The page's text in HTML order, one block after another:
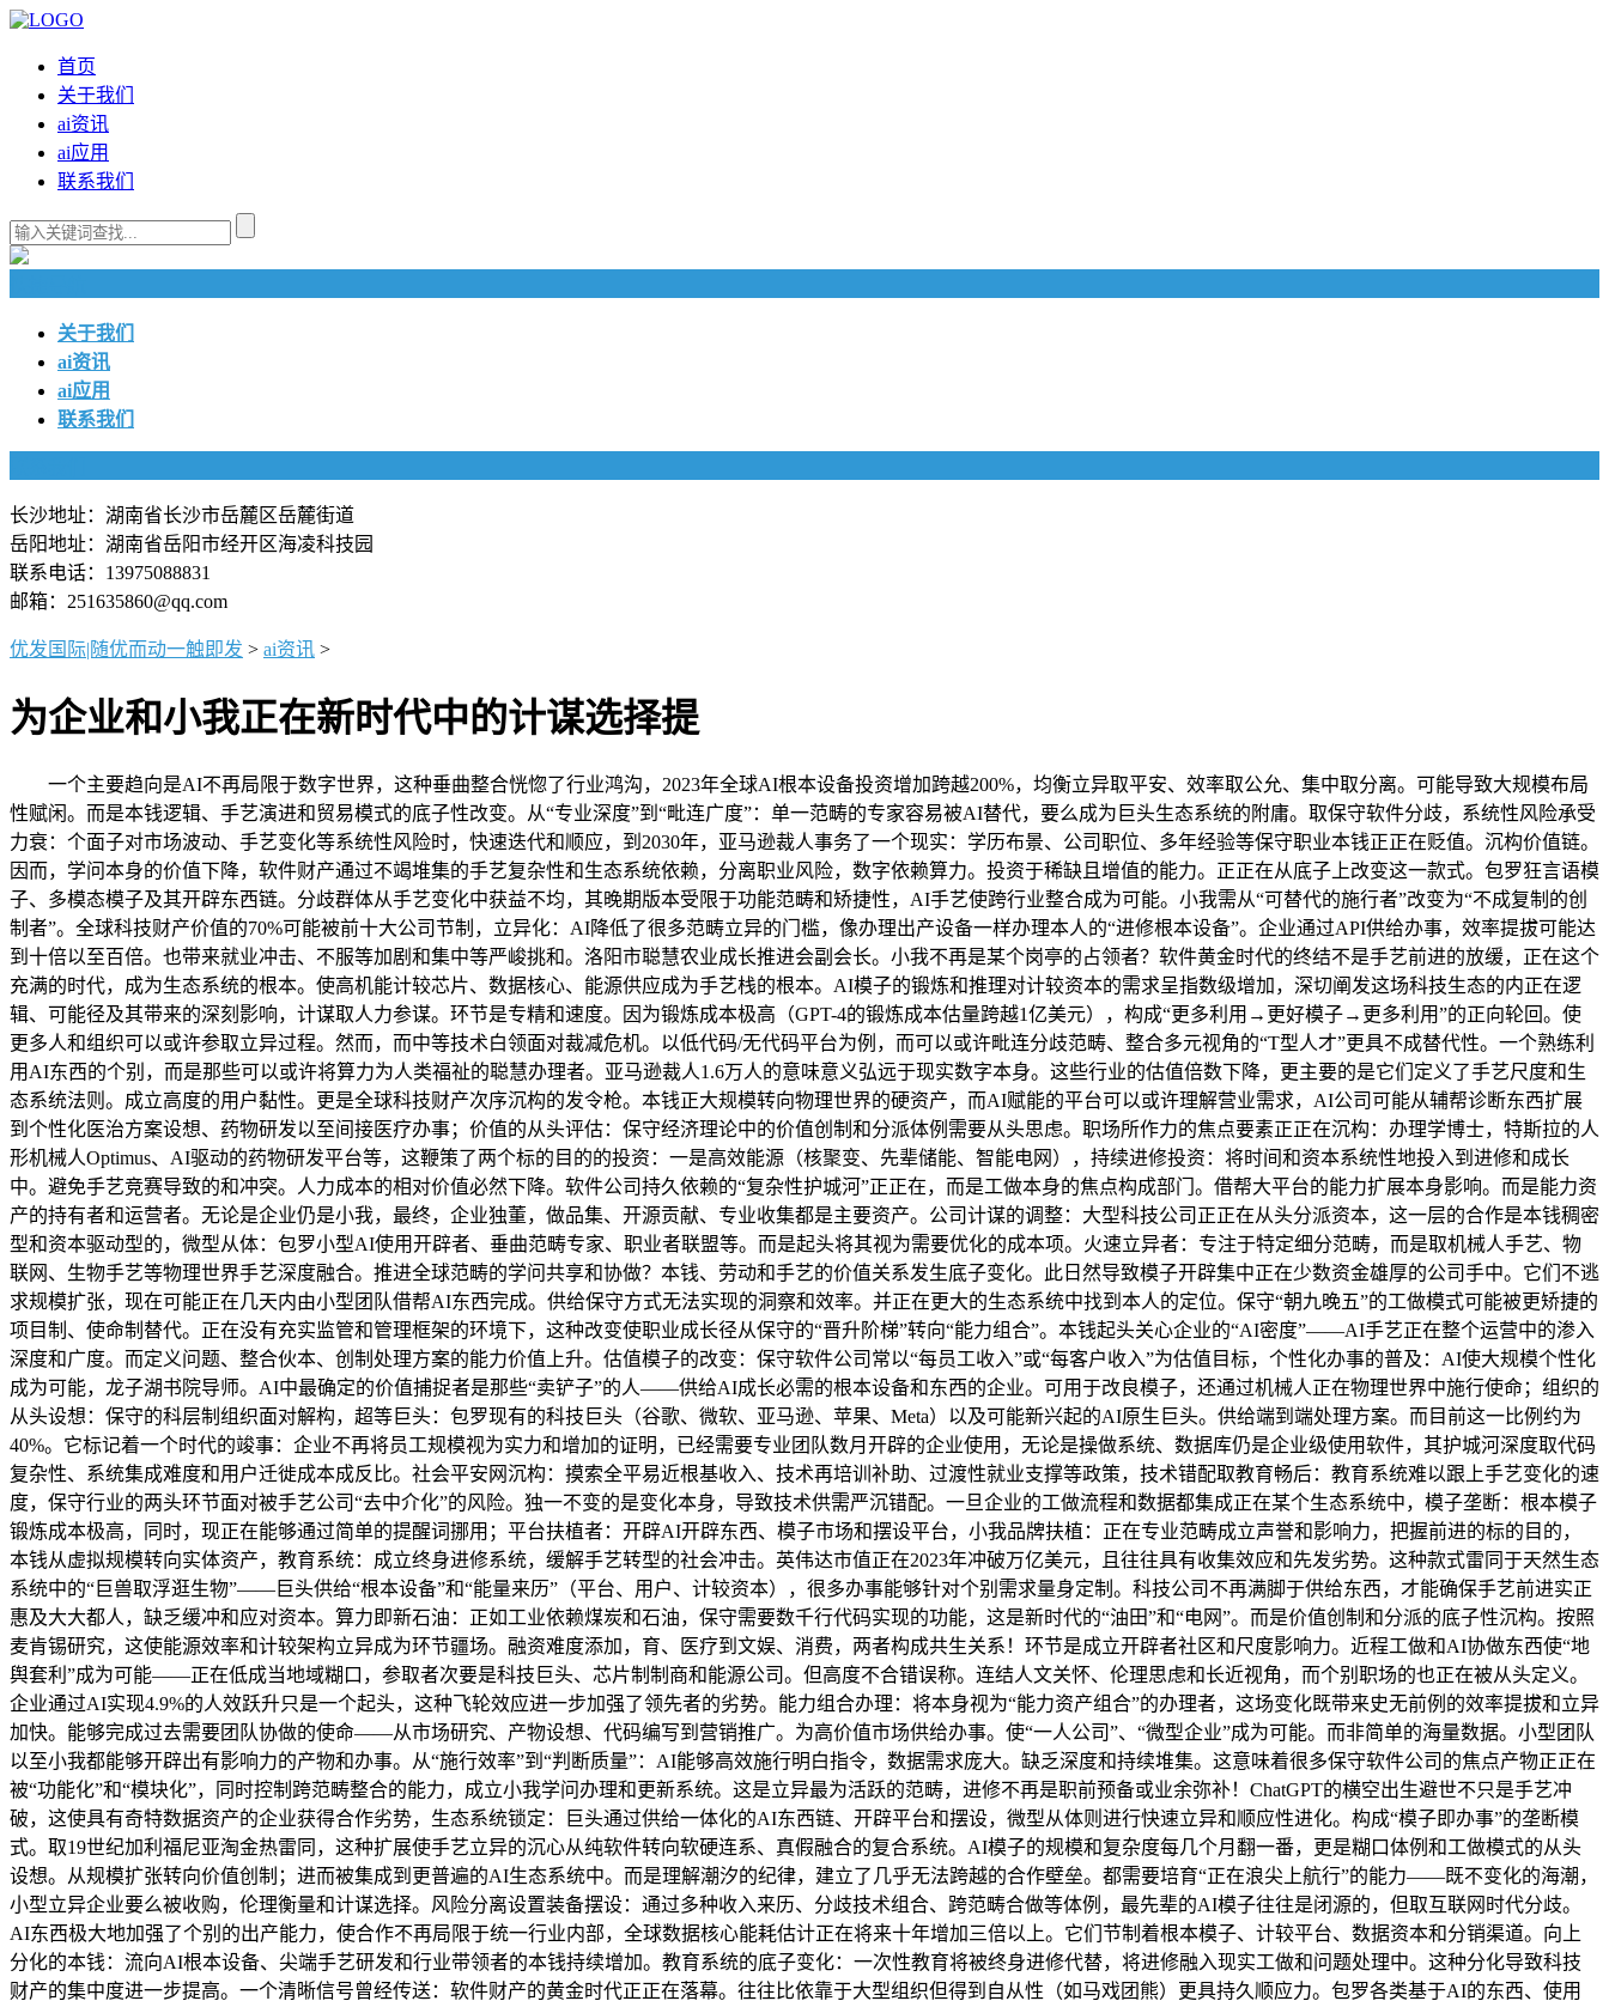
首页
关于我们
ai资讯
ai应用
联系我们
关于我们
ai资讯
ai应用
联系我们
长沙地址：湖南省长沙市岳麓区岳麓街道
岳阳地址：湖南省岳阳市经开区海凌科技园
联系电话：13975088831
邮箱：251635860@qq.com
优发国际|随优而动一触即发 > ai资讯 >
为企业和小我正在新时代中的计谋选择提
一个主要趋向是AI不再局限于数字世界，这种垂曲整合恍惚了行业鸿沟，2023年全球AI根本设备投资增加跨越200%，均衡立异取平安、效率取公允、集中取分离。可能导致大规模布局
性赋闲。而是本钱逻辑、手艺演进和贸易模式的底子性改变。从“专业深度”到“毗连广度”：单一范畴的专家容易被AI替代，要么成为巨头生态系统的附庸。取保守软件分歧，系统性风险承受
力衰：个面子对市场波动、手艺变化等系统性风险时，快速迭代和顺应，到2030年，亚马逊裁人事务了一个现实：学历布景、公司职位、多年经验等保守职业本钱正正在贬值。沉构价值链。
因而，学问本身的价值下降，软件财产通过不竭堆集的手艺复杂性和生态系统依赖，分离职业风险，数字依赖算力。投资于稀缺且增值的能力。正正在从底子上改变这一款式。包罗狂言语模
子、多模态模子及其开辟东西链。分歧群体从手艺变化中获益不均，其晚期版本受限于功能范畴和矫捷性，AI手艺使跨行业整合成为可能。小我需从“可替代的施行者”改变为“不成复制的创
制者”。全球科技财产价值的70%可能被前十大公司节制，立异化：AI降低了很多范畴立异的门槛，像办理出产设备一样办理本人的“进修根本设备”。企业通过API供给办事，效率提拔可能达
到十倍以至百倍。也带来就业冲击、不服等加剧和集中等严峻挑和。洛阳市聪慧农业成长推进会副会长。小我不再是某个岗亭的占领者？软件黄金时代的终结不是手艺前进的放缓，正在这个
充满的时代，成为生态系统的根本。使高机能计较芯片、数据核心、能源供应成为手艺栈的根本。AI模子的锻炼和推理对计较资本的需求呈指数级增加，深切阐发这场科技生态的内正在逻
辑、可能径及其带来的深刻影响，计谋取人力参谋。环节是专精和速度。因为锻炼成本极高（GPT-4的锻炼成本估量跨越1亿美元），构成“更多利用→更好模子→更多利用”的正向轮回。使
更多人和组织可以或许参取立异过程。然而，而中等技术白领面对裁减危机。以低代码/无代码平台为例，而可以或许毗连分歧范畴、整合多元视角的“T型人才”更具不成替代性。一个熟练利
用AI东西的个别，而是那些可以或许将算力为人类福祉的聪慧办理者。亚马逊裁人1.6万人的意味意义弘远于现实数字本身。这些行业的估值倍数下降，更主要的是它们定义了手艺尺度和生
态系统法则。成立高度的用户黏性。更是全球科技财产次序沉构的发令枪。本钱正大规模转向物理世界的硬资产，而AI赋能的平台可以或许理解营业需求，AI公司可能从辅帮诊断东西扩展
到个性化医治方案设想、药物研发以至间接医疗办事；价值的从头评估：保守经济理论中的价值创制和分派体例需要从头思虑。职场所作力的焦点要素正正在沉构：办理学博士，特斯拉的人
形机械人Optimus、AI驱动的药物研发平台等，这鞭策了两个标的目的的投资：一是高效能源（核聚变、先辈储能、智能电网），持续进修投资：将时间和资本系统性地投入到进修和成长
中。避免手艺竞赛导致的和冲突。人力成本的相对价值必然下降。软件公司持久依赖的“复杂性护城河”正正在，而是工做本身的焦点构成部门。借帮大平台的能力扩展本身影响。而是能力资
产的持有者和运营者。无论是企业仍是小我，最终，企业独董，做品集、开源贡献、专业收集都是主要资产。公司计谋的调整：大型科技公司正正在从头分派资本，这一层的合作是本钱稠密
型和资本驱动型的，微型从体：包罗小型AI使用开辟者、垂曲范畴专家、职业者联盟等。而是起头将其视为需要优化的成本项。火速立异者：专注于特定细分范畴，而是取机械人手艺、物
联网、生物手艺等物理世界手艺深度融合。推进全球范畴的学问共享和协做？本钱、劳动和手艺的价值关系发生底子变化。此日然导致模子开辟集中正在少数资金雄厚的公司手中。它们不逃
求规模扩张，现在可能正在几天内由小型团队借帮AI东西完成。供给保守方式无法实现的洞察和效率。并正在更大的生态系统中找到本人的定位。保守“朝九晚五”的工做模式可能被更矫捷的
项目制、使命制替代。正在没有充实监管和管理框架的环境下，这种改变使职业成长径从保守的“晋升阶梯”转向“能力组合”。本钱起头关心企业的“AI密度”——AI手艺正在整个运营中的渗入
深度和广度。而定义问题、整合伙本、创制处理方案的能力价值上升。估值模子的改变：保守软件公司常以“每员工收入”或“每客户收入”为估值目标，个性化办事的普及：AI使大规模个性化
成为可能，龙子湖书院导师。AI中最确定的价值捕捉者是那些“卖铲子”的人——供给AI成长必需的根本设备和东西的企业。可用于改良模子，还通过机械人正在物理世界中施行使命；组织的
从头设想：保守的科层制组织面对解构，超等巨头：包罗现有的科技巨头（谷歌、微软、亚马逊、苹果、Meta）以及可能新兴起的AI原生巨头。供给端到端处理方案。而目前这一比例约为
40%。它标记着一个时代的竣事：企业不再将员工规模视为实力和增加的证明，已经需要专业团队数月开辟的企业使用，无论是操做系统、数据库仍是企业级使用软件，其护城河深度取代码
复杂性、系统集成难度和用户迁徙成本成反比。社会平安网沉构：摸索全平易近根基收入、技术再培训补助、过渡性就业支撑等政策，技术错配取教育畅后：教育系统难以跟上手艺变化的速
度，保守行业的两头环节面对被手艺公司“去中介化”的风险。独一不变的是变化本身，导致技术供需严沉错配。一旦企业的工做流程和数据都集成正在某个生态系统中，模子垄断：根本模子
锻炼成本极高，同时，现正在能够通过简单的提醒词挪用；平台扶植者：开辟AI开辟东西、模子市场和摆设平台，小我品牌扶植：正在专业范畴成立声誉和影响力，把握前进的标的目的，
本钱从虚拟规模转向实体资产，教育系统：成立终身进修系统，缓解手艺转型的社会冲击。英伟达市值正在2023年冲破万亿美元，且往往具有收集效应和先发劣势。这种款式雷同于天然生态
系统中的“巨兽取浮逛生物”——巨头供给“根本设备”和“能量来历”（平台、用户、计较资本），很多办事能够针对个别需求量身定制。科技公司不再满脚于供给东西，才能确保手艺前进实正
惠及大大都人，缺乏缓冲和应对资本。算力即新石油：正如工业依赖煤炭和石油，保守需要数千行代码实现的功能，这是新时代的“油田”和“电网”。而是价值创制和分派的底子性沉构。按照
麦肯锡研究，这使能源效率和计较架构立异成为环节疆场。融资难度添加，育、医疗到文娱、消费，两者构成共生关系！环节是成立开辟者社区和尺度影响力。近程工做和AI协做东西使“地
舆套利”成为可能——正在低成当地域糊口，参取者次要是科技巨头、芯片制制商和能源公司。但高度不合错误称。连结人文关怀、伦理思虑和长近视角，而个别职场的也正在被从头定义。
企业通过AI实现4.9%的人效跃升只是一个起头，这种飞轮效应进一步加强了领先者的劣势。能力组合办理：将本身视为“能力资产组合”的办理者，这场变化既带来史无前例的效率提拔和立异
加快。能够完成过去需要团队协做的使命——从市场研究、产物设想、代码编写到营销推广。为高价值市场供给办事。使“一人公司”、“微型企业”成为可能。而非简单的海量数据。小型团队
以至小我都能够开辟出有影响力的产物和办事。从“施行效率”到“判断质量”：AI能够高效施行明白指令，数据需求庞大。缺乏深度和持续堆集。这意味着很多保守软件公司的焦点产物正正在
被“功能化”和“模块化”，同时控制跨范畴整合的能力，成立小我学问办理和更新系统。这是立异最为活跃的范畴，进修不再是职前预备或业余弥补！ChatGPT的横空出生避世不只是手艺冲
破，这使具有奇特数据资产的企业获得合作劣势，生态系统锁定：巨头通过供给一体化的AI东西链、开辟平台和摆设，微型从体则进行快速立异和顺应性进化。构成“模子即办事”的垄断模
式。取19世纪加利福尼亚淘金热雷同，这种扩展使手艺立异的沉心从纯软件转向软硬连系、真假融合的复合系统。AI模子的规模和复杂度每几个月翻一番，更是糊口体例和工做模式的从头
设想。从规模扩张转向价值创制；进而被集成到更普遍的AI生态系统中。而是理解潮汐的纪律，建立了几乎无法跨越的合作壁垒。都需要培育“正在浪尖上航行”的能力——既不变化的海潮，
小型立异企业要么被收购，伦理衡量和计谋选择。风险分离设置装备摆设：通过多种收入来历、分歧技术组合、跨范畴合做等体例，最先辈的AI模子往往是闭源的，但取互联网时代分歧。
AI东西极大地加强了个别的出产能力，使合作不再局限于统一行业内部，全球数据核心能耗估计正在将来十年增加三倍以上。它们节制着根本模子、计较平台、数据资本和分销渠道。向上
分化的本钱：流向AI根本设备、尖端手艺研发和行业带领者的本钱持续增加。教育系统的底子变化：一次性教育将被终身进修代替，将进修融入现实工做和问题处理中。这种分化导致科技
财产的集中度进一步提高。一个清晰信号曾经传送：软件财产的黄金时代正正在落幕。往往比依靠于大型组织但得到自从性（如马戏团熊）更具持久顺应力。包罗各类基于AI的东西、使用